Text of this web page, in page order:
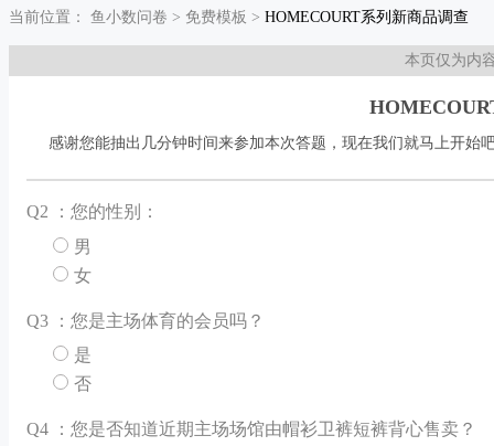
当前位置： 鱼小数问卷 > 免费模板 > HOMECOURT系列新商品调查
本页仅为内
感谢您能抽出几分钟时间来参加本次答题，现在我们就马上开始
Q2 ：您的性别：
男
女
Q3 ：您是主场体育的会员吗？
是
否
Q4 ：您是否知道近期主场场馆由帽衫卫裤短裤背心售卖？